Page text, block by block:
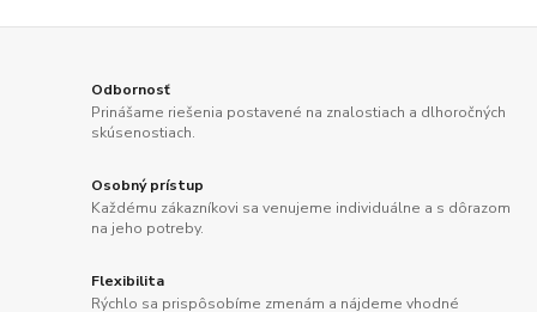
Odbornosť
Prinášame riešenia postavené na znalostiach a dlhoročných
skúsenostiach.
Osobný prístup
Každému zákazníkovi sa venujeme individuálne a s dôrazom
na jeho potreby.
Flexibilita
Rýchlo sa prispôsobíme zmenám a nájdeme vhodné